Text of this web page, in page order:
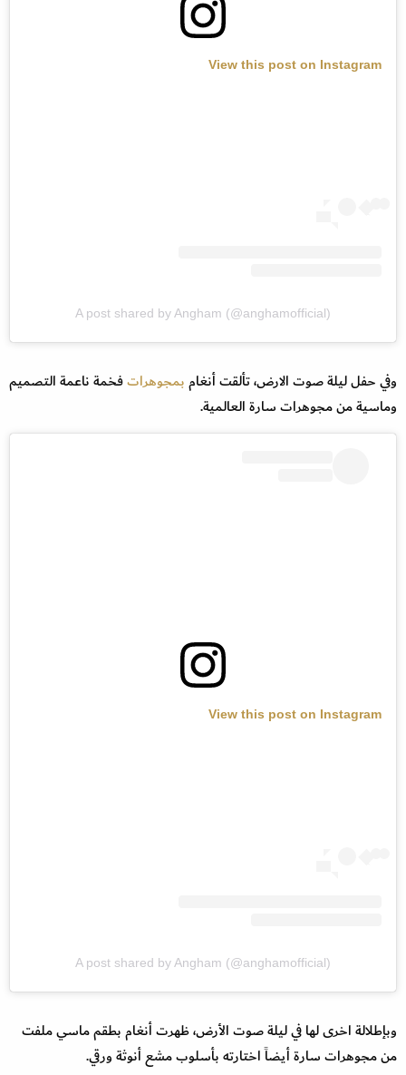
View this post on Instagram
A post shared by Angham (@anghamofficial)
وفي حفل ليلة صوت الارض، تألقت أنغامبمجوهراتفخمة ناعمة التصميم
وماسية من مجوهرات سارة العالمية.
View this post on Instagram
A post shared by Angham (@anghamofficial)
وبإطلالة اخرى لها في ليلة صوت الأرض، ظهرت أنغام بطقم ماسي ملفت
من مجوهرات سارة أيضاً اختارته بأسلوب مشع أنوثة ورقي.